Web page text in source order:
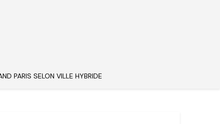
PARIS SELON VILLE HYBRIDE